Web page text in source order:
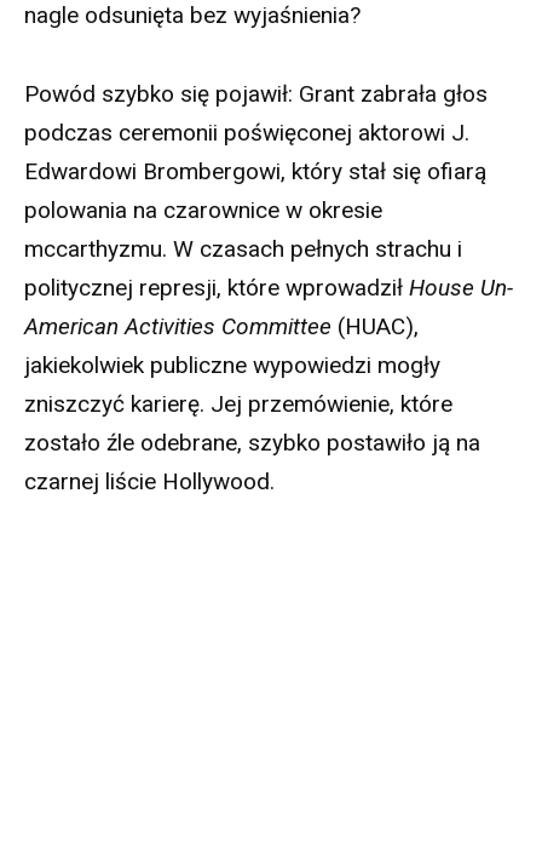
nagle odsunięta bez wyjaśnienia?
Powód szybko się pojawił: Grant zabrała głos
podczas ceremonii poświęconej aktorowi J.
Edwardowi Brombergowi, który stał się ofiarą
polowania na czarownice w okresie
mccarthyzmu. W czasach pełnych strachu i
politycznej represji, które wprowadził House Un-
American Activities Committee (HUAC),
jakiekolwiek publiczne wypowiedzi mogły
zniszczyć karierę. Jej przemówienie, które
zostało źle odebrane, szybko postawiło ją na
czarnej liście Hollywood.